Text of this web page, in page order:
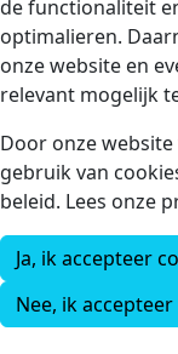
de functionaliteit
optimalieren.
onze website en
relevant mogelijk
Door onze
gebruik van
beleid. Lees onze
Ja, ik accepteer
Nee, ik